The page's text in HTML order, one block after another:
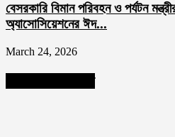
বেসরকারি বিমান পরিবহন ও পর্যটন
অ্যাসোসিয়েশনের ঈদ...
March 24, 2026